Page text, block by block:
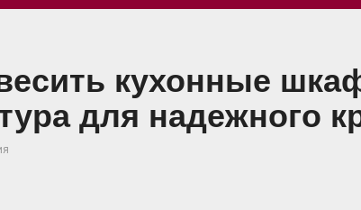
кухонные
для надежного